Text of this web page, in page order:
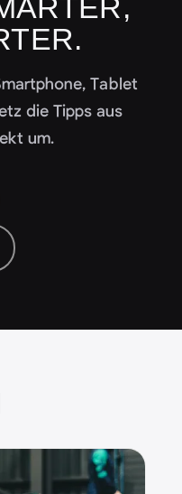
Tablet
die Tipps aus
um.